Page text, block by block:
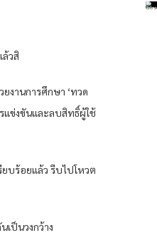
ล้วสิ
งานการศึกษา ‘ทวด
แข่งขันและลบสิทธิ์ผู้ใช้
ยบร้อยแล้ว รีบไปโหวต
เป็นวงกว้าง